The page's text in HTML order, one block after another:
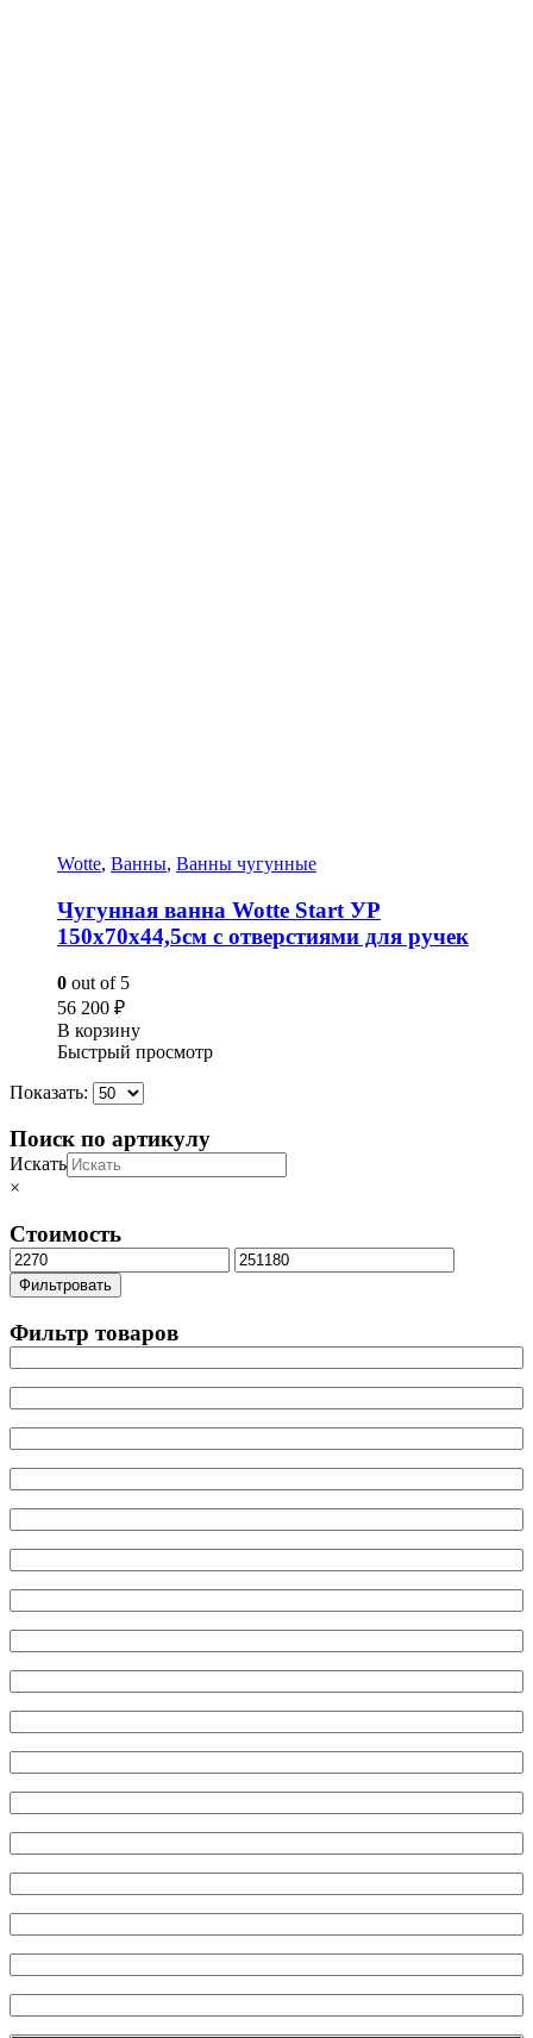
Wotte, Ванны, Ванны чугунные
Чугунная ванна Wotte Start УР
150х70х44,5см с отверстиями для ручек
0 out of 5
56 200 ₽
В корзину
Быстрый просмотр
Показать:
Поиск по артикулу
Искать
×
Стоимость
Минимальная
цена
Максимальная
цена
Фильтровать
Фильтр товаров